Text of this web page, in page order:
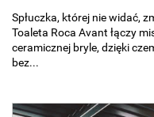
Spłuczka, której nie widać,
Toaleta Roca Avant łączy
ceramicznej bryle, dzięki
bez...